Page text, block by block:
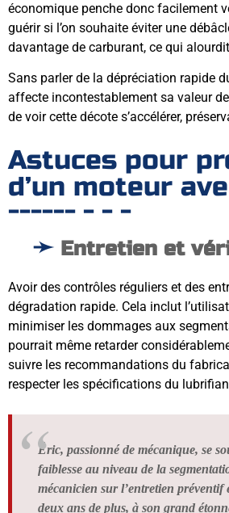
économique penche donc facilement
guérir si l’on souhaite éviter une
davantage de carburant, ce qui
Sans parler de la dépréciation rapide
affecte incontestablement sa valeur
de voir cette décote s’accélérer,
Astuces pour
d’un moteur
Entretien et
Avoir des contrôles réguliers et des
dégradation rapide. Cela inclut
minimiser les dommages aux
pourrait même retarder
suivre les recommandations du
respecter les spécifications du
Éric, passionné de mécanique, se
faiblesse au niveau de la
mécanicien sur l’entretien
deux ans de plus, à son grand